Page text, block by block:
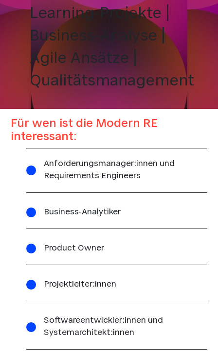
Learning-Projekte |
Business-Analyse |
Agile Ansätze |
Qualitätsmanagement
Für wen ist die Modern RE
interessant:
Anforderungsmanager:innen und
Requirements Engineers
Business-Analytiker
Product Owner
Projektleiter:innen
Softwareentwickler:innen und
Systemarchitekt:innen